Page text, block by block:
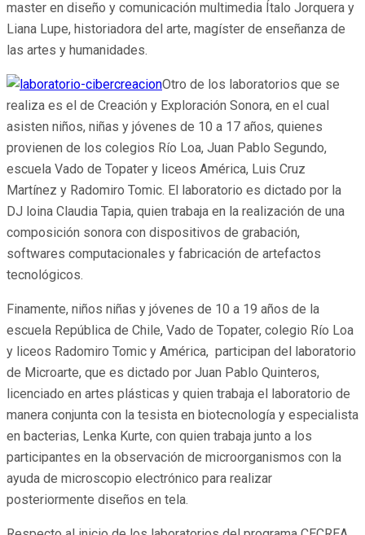
master en diseño y comunicación multimedia Ítalo Jorquera y
Liana Lupe, historiadora del arte, magíster de enseñanza de
las artes y humanidades.
Otro de los laboratorios que se
realiza es el de Creación y Exploración Sonora, en el cual
asisten niños, niñas y jóvenes de 10 a 17 años, quienes
provienen de los colegios Río Loa, Juan Pablo Segundo,
escuela Vado de Topater y liceos América, Luis Cruz
Martínez y Radomiro Tomic. El laboratorio es dictado por la
DJ loina Claudia Tapia, quien trabaja en la realización de una
composición sonora con dispositivos de grabación,
softwares computacionales y fabricación de artefactos
tecnológicos.
Finamente, niños niñas y jóvenes de 10 a 19 años de la
escuela República de Chile, Vado de Topater, colegio Río Loa
y liceos Radomiro Tomic y América, participan del laboratorio
de Microarte, que es dictado por Juan Pablo Quinteros,
licenciado en artes plásticas y quien trabaja el laboratorio de
manera conjunta con la tesista en biotecnología y especialista
en bacterias, Lenka Kurte, con quien trabaja junto a los
participantes en la observación de microorganismos con la
ayuda de microscopio electrónico para realizar
posteriormente diseños en tela.